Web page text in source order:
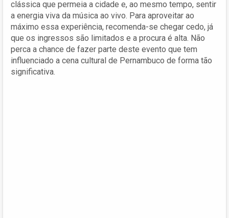
clássica que permeia a cidade e, ao mesmo tempo, sentir
a energia viva da música ao vivo. Para aproveitar ao
máximo essa experiência, recomenda-se chegar cedo, já
que os ingressos são limitados e a procura é alta. Não
perca a chance de fazer parte deste evento que tem
influenciado a cena cultural de Pernambuco de forma tão
significativa.